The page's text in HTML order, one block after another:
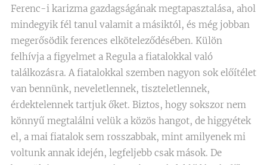
Ferenc-i karizma gazdagságának megtapasztalása, ahol
mindegyik fél tanul valamit a másiktól, és még jobban
megerősödik ferences elköteleződésében. Külön
felhívja a figyelmet a Regula a fiatalokkal való
találkozásra. A fiatalokkal szemben nagyon sok előítélet
van bennünk, neveletlennek, tiszteletlennek,
érdektelennek tartjuk őket. Biztos, hogy sokszor nem
könnyű megtalálni velük a közös hangot, de higgyétek
el, a mai fiatalok sem rosszabbak, mint amilyenek mi
voltunk annak idején, legfeljebb csak mások. De